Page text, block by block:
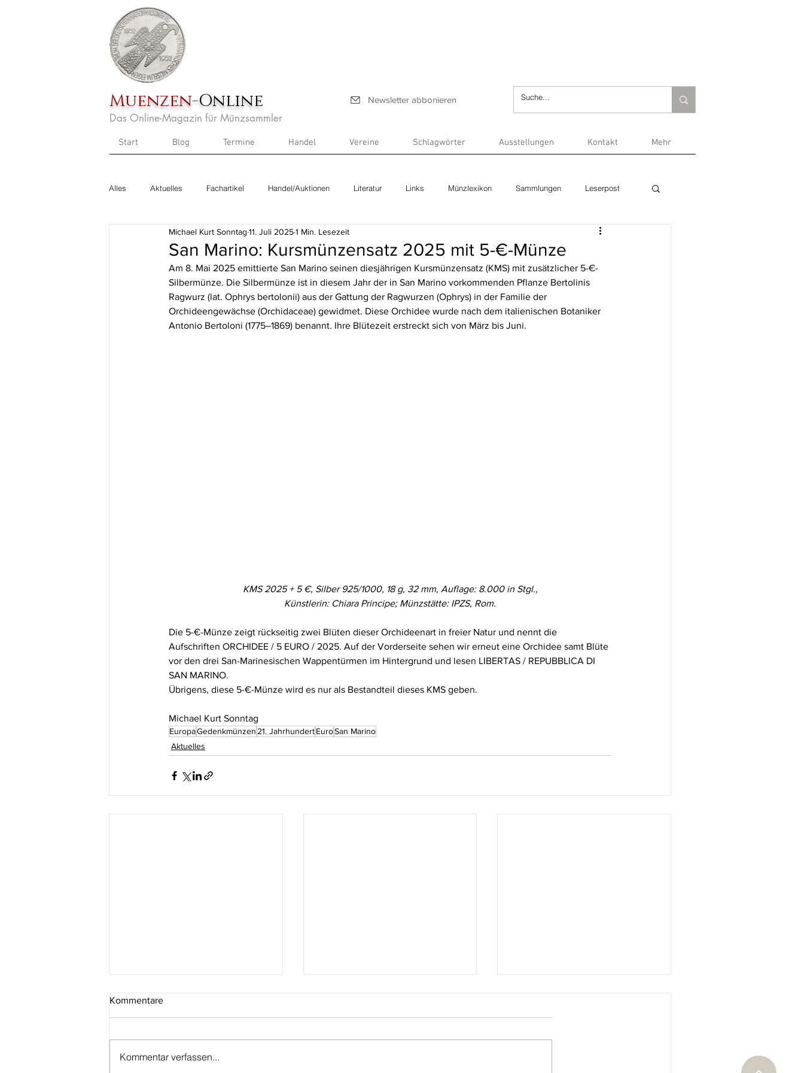
Muenzen-Online Newsletter abbonieren
Das Online-Magazin für Münzsammler
Start Blog Termine Handel Vereine Schlagwörter Ausstellungen Kontakt Mehr
Alles Aktuelles Fachartikel Handel/Auktionen Literatur Links Münzlexikon Sammlungen Leserpost
San Marino: Kursmünzensatz 2025 mit 5-€-Münze
Michael Kurt Sonntag 11. Juli 20251 Min. Lesezeit
Am 8. Mai 2025 emittierte San Marino seinen diesjährigen Kursmünzensatz (KMS) mit zusätzlicher 5-€-
Silbermünze. Die Silbermünze ist in diesem Jahr der in San Marino vorkommenden Pflanze Bertolinis
Ragwurz (lat. Ophrys bertolonii) aus der Gattung der Ragwurzen (Ophrys) in der Familie der
Orchideengewächse (Orchidaceae) gewidmet. Diese Orchidee wurde nach dem italienischen Botaniker
Antonio Bertoloni (1775–1869) benannt. Ihre Blütezeit erstreckt sich von März bis Juni.
KMS 2025 + 5 €, Silber 925/1000, 18 g, 32 mm, Auflage: 8.000 in Stgl.,
Künstlerin: Chiara Principe; Münzstätte: IPZS, Rom.
Die 5-€-Münze zeigt rückseitig zwei Blüten dieser Orchideenart in freier Natur und nennt die
Aufschriften ORCHIDEE / 5 EURO / 2025. Auf der Vorderseite sehen wir erneut eine Orchidee samt Blüte
vor den drei San-Marinesischen Wappentürmen im Hintergrund und lesen LIBERTAS / REPUBBLICA DI
SAN MARINO.
Übrigens, diese 5-€-Münze wird es nur als Bestandteil dieses KMS geben.
Michael Kurt Sonntag
EuropaGedenkmünzen21. JahrhundertEuroSan Marino
Aktuelles
Kommentare
Kommentar verfassen...